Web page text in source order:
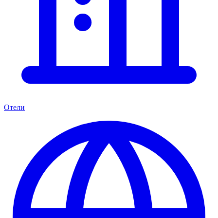
Отели